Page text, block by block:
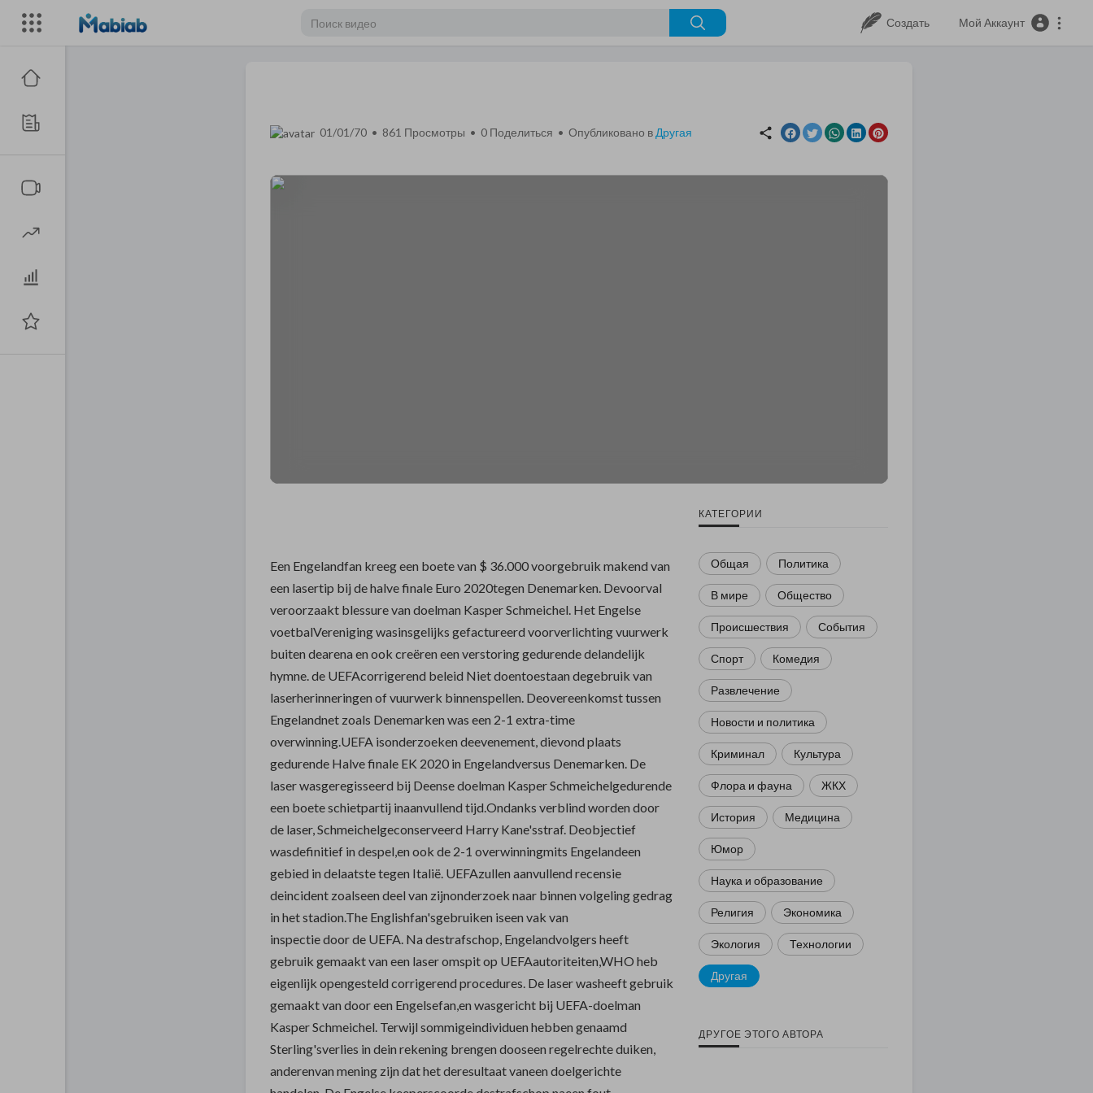
Создать Мой Аккаунт
01/01/70 • 861 Просмотры • 0 Поделиться • Опубликовано в Другая
Een Engelandfan kreeg een boete van $ 36.000 voorgebruik makend van
een lasertip bij de halve finale Euro 2020tegen Denemarken. Devoorval
veroorzaakt blessure van doelman Kasper Schmeichel. Het Engelse
voetbalVereniging wasinsgelijks gefactureerd voorverlichting vuurwerk
buiten dearena en ook creëren een verstoring gedurende delandelijk
hymne. de UEFAcorrigerend beleid Niet doentoestaan degebruik van
laserherinneringen of vuurwerk binnenspellen. Deovereenkomst tussen
Engelandnet zoals Denemarken was een 2-1 extra-time
overwinning.UEFA isonderzoeken deevenement, dievond plaats
gedurende Halve finale EK 2020 in Engelandversus Denemarken. De
laser wasgeregisseerd bij Deense doelman Kasper Schmeichelgedurende
een boete schietpartij inaanvullend tijd.Ondanks verblind worden door
de laser, Schmeichelgeconserveerd Harry Kane'sstraf. Deobjectief
wasdefinitief in despel,en ook de 2-1 overwinningmits Engelandeen
gebied in delaatste tegen Italië. UEFAzullen aanvullend recensie
deincident zoalseen deel van zijnonderzoek naar binnen volgeling gedrag
in het stadion.The Englishfan'sgebruiken iseen vak van
inspectie door de UEFA. Na destrafschop, Engelandvolgers heeft
gebruik gemaakt van een laser omspit op UEFAautoriteiten,WHO heb
eigenlijk opengesteld corrigerend procedures. De laser washeeft gebruik
gemaakt van door een Engelsefan,en wasgericht bij UEFA-doelman
Kasper Schmeichel. Terwijl sommigeindividuen hebben genaamd
Sterling'sverlies in dein rekening brengen dooseen regelrechte duiken,
anderenvan mening zijn dat het deresultaat vaneen doelgerichte
КАТЕГОРИИ
Общая Политика
В мире Общество
Происшествия События
Спорт Комедия
Развлечение
Новости и политика
Криминал Культура
Флора и фауна ЖКХ
История Медицина
Юмор
Наука и образование
Религия Экономика
Экология Технологии
Другая
ДРУГОЕ ЭТОГО АВТОРА